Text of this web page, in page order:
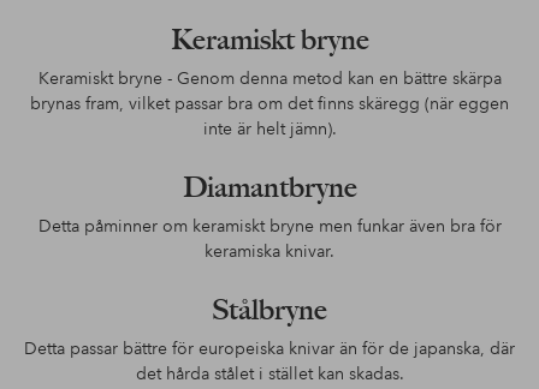
Keramiskt bryne
Keramiskt bryne - Genom denna metod kan en bättre skärpa
brynas fram, vilket passar bra om det finns skäregg (när eggen
inte är helt jämn).
Diamantbryne
Detta påminner om keramiskt bryne men funkar även bra för
keramiska knivar.
Stålbryne
Detta passar bättre för europeiska knivar än för de japanska, där
det hårda stålet i stället kan skadas.